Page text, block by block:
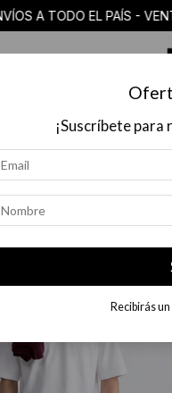
COLECCIÓN $18.000
- VENTA
¡Suscríbete
Recibirás